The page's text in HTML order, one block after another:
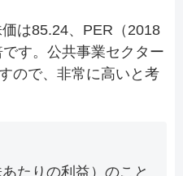
は85.24、PER（2018
す。公共事業セクター
ので、非常に高いと考
たりの利益）のこと